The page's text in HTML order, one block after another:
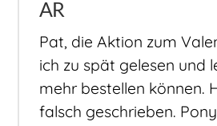
AR
Pat, die Aktion zum
ich zu spät gelesen und
mehr bestellen können.
falsch geschrieben.